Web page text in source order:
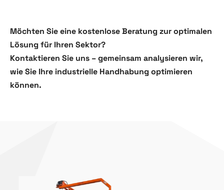
Möchten Sie eine kostenlose Beratung zur optimalen
Lösung für Ihren Sektor?
Kontaktieren Sie uns – gemeinsam analysieren wir,
wie Sie Ihre industrielle Handhabung optimieren
können.